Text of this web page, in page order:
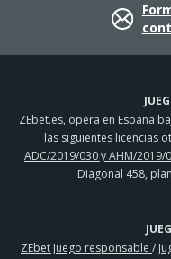
ZEbet.es, opera en España
las siguientes licencias
ADC/2019/030 y AHM/2019/
Diagonal 458,
ZEbet Juego responsable /